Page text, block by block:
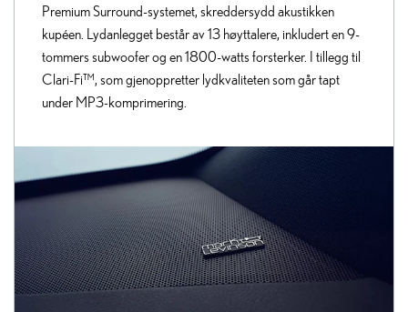
Premium Surround-systemet, skreddersydd akustikken
kupéen. Lydanlegget består av 13 høyttalere, inkludert en 9-
tommers subwoofer og en 1800-watts forsterker. I tillegg til
Clari-Fi™, som gjenoppretter lydkvaliteten som går tapt
under MP3-komprimering.